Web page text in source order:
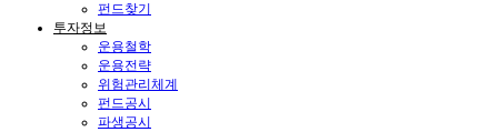
펀드찾기
투자정보
운용철학
운용전략
위험관리체계
펀드공시
파생공시